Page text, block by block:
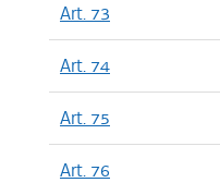
Art. 73
Art. 74
Art. 75
Art. 76